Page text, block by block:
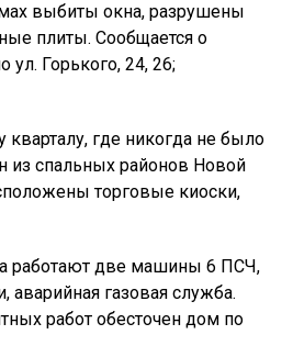
выбиты окна, разрушены
плиты. Сообщается о
ул. Горького, 24, 26;
где никогда не было
из спальных районов Новой
торговые киоски,
работают две машины 6 ПСЧ,
аварийная газовая служба.
работ обесточен дом по